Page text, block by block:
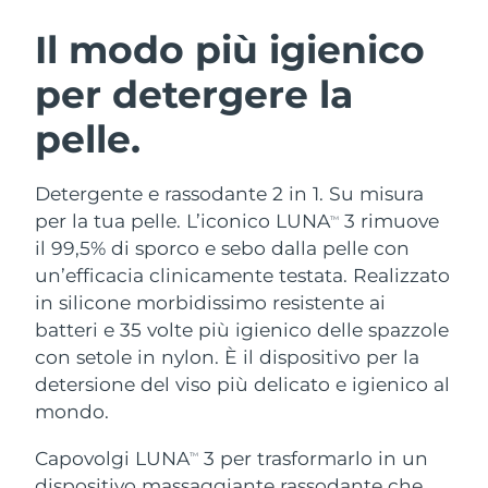
Il modo più igienico
per detergere la
pelle.
Detergente e rassodante 2 in 1. Su misura
per la tua pelle. L’iconico LUNATM
3 rimuove
il 99,5% di sporco e sebo dalla pelle con
un’efficacia clinicamente testata. Realizzato
in silicone morbidissimo resistente ai
batteri e 35 volte più igienico delle spazzole
con setole in nylon. È il dispositivo per la
detersione del viso più delicato e igienico al
mondo.
Capovolgi LUNATM
3 per trasformarlo in un
Detersione viso
Anti-aging massage
LUNA™ 4 Plus
Massage, LED heating
LUNA™ 4 Men
Microcurrent toning
BEAR™ 2 go
Microcurrent toning on-the-go
BEAR™ 2 eyes & lips
Idratazione
UFO™ 3 pacchetto
Deep facial hydration
UFO™ 3 LED
device
Igiene orale
issa™ 4
Hybrid silicone sonic toothbrush
TRATTAMENTI ANTI-AGE FAQ™
Anti-age Trattamenti LED
NEW
Austria Consegna stimata
Bahrein Consegna stimata
Belgio
Bermuda Consegna stimata 18/8/26
Bosnia ed
Erzegovina
Consegna stimata15/8/26
Brunei Consegna stimata
Bulgaria Consegna stimata 12/8/26
Canada
Cile Consegna stimata 16/8/26